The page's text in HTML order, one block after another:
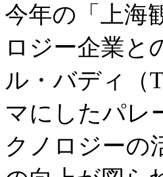
今年の「上海
ロジー企業と
ル・バディ（
マにしたパレ
クノロジーの